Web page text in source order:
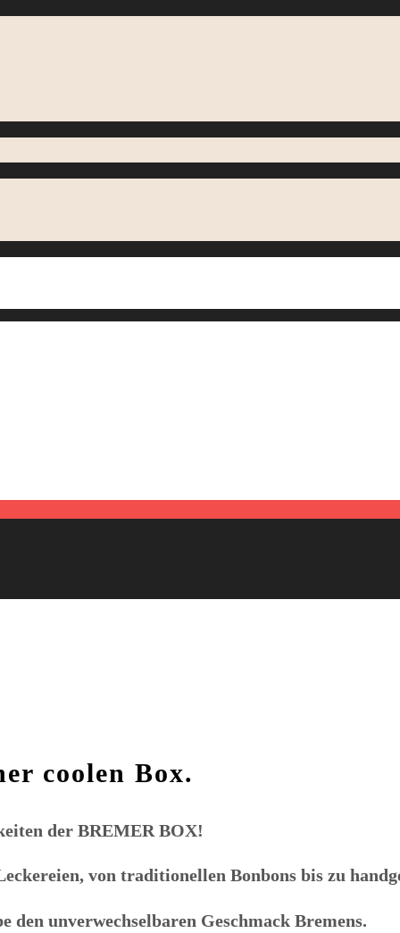
coolen Box.
der BREMER BOX!
von traditionellen Bonbons bis zu
den unverwechselbaren Geschmack Bremens.